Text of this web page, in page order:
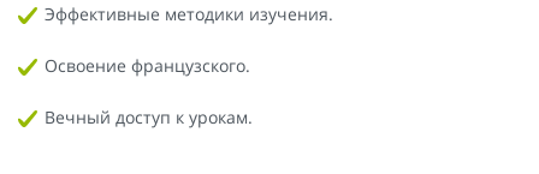
Эффективные методики изучения.
Освоение французского.
Вечный доступ к урокам.